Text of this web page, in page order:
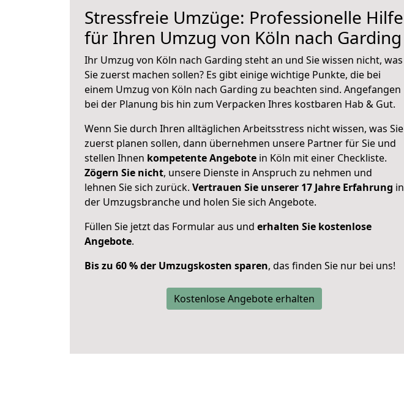
Stressfreie Umzüge: Professionelle Hilfe
für Ihren Umzug von Köln nach Garding
Ihr Umzug von Köln nach Garding steht an und Sie wissen nicht, was
Sie zuerst machen sollen? Es gibt einige wichtige Punkte, die bei
einem Umzug von Köln nach Garding zu beachten sind. Angefangen
bei der Planung bis hin zum Verpacken Ihres kostbaren Hab & Gut.
Wenn Sie durch Ihren alltäglichen Arbeitsstress nicht wissen, was Sie
zuerst planen sollen, dann übernehmen unsere Partner für Sie und
stellen Ihnen kompetente Angebote in Köln mit einer Checkliste.
Zögern Sie nicht, unsere Dienste in Anspruch zu nehmen und
lehnen Sie sich zurück. Vertrauen Sie unserer 17 Jahre Erfahrung in
der Umzugsbranche und holen Sie sich Angebote.
Füllen Sie jetzt das Formular aus und erhalten Sie kostenlose
Angebote.
Bis zu 60 % der Umzugskosten sparen, das finden Sie nur bei uns!
Kostenlose Angebote erhalten